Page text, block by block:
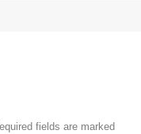
fields are marked